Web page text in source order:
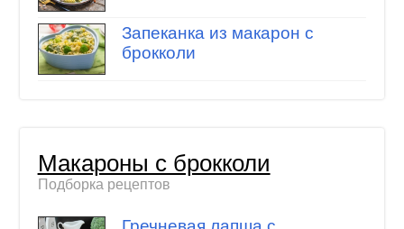
Запеканка из макарон с
брокколи
Макароны с брокколи
Подборка рецептов